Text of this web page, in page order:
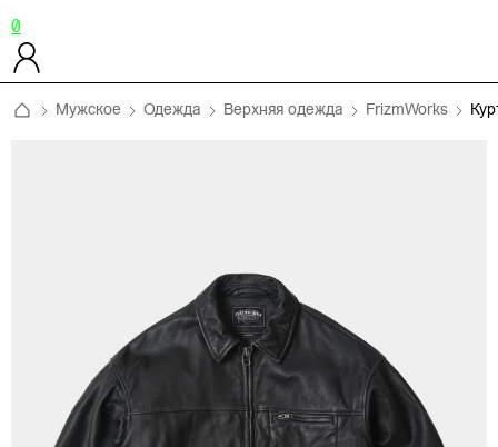
0
Мужское Одежда Верхняя одежда FrizmWorks